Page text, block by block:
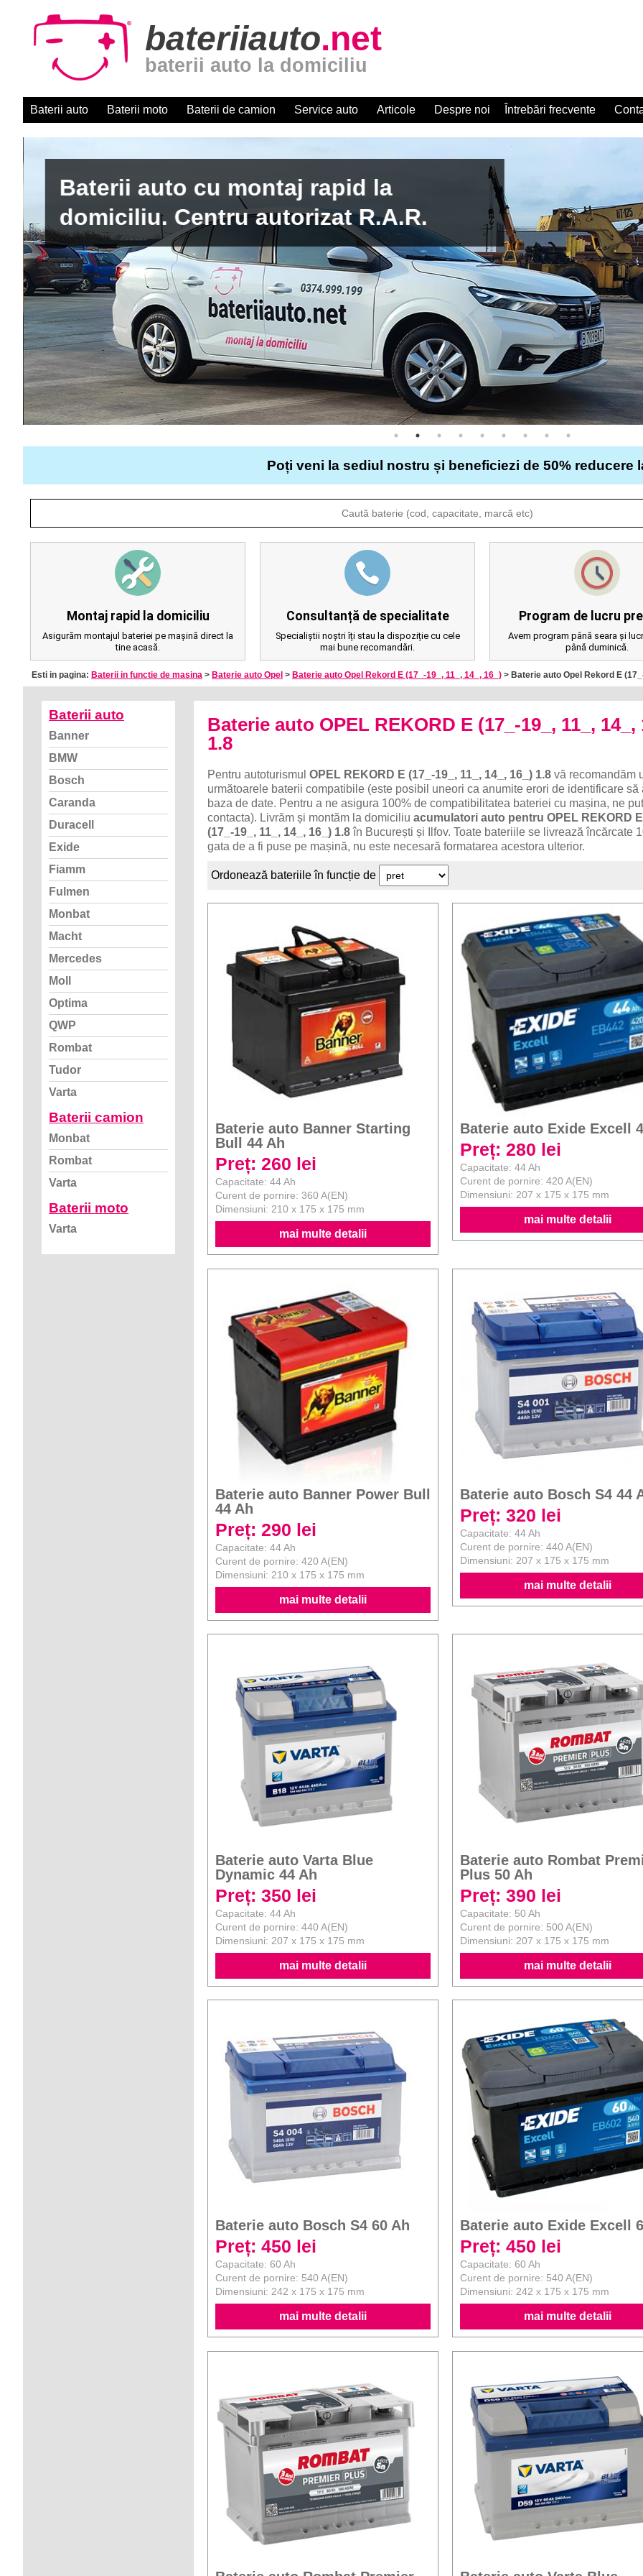
bateriiauto.net
baterii auto la domiciliu
Baterii auto Baterii moto Baterii de camion Service auto Articole Despre noi Întrebări frecvente
Baterii auto cu montaj rapid la
domiciliu. Centru autorizat R.A.R.
Poți veni la sediul nostru și beneficiezi de 50% reducere
Montaj rapid la domiciliu
Asigurăm montajul bateriei pe mașină direct la
tine acasă.
Consultanță de specialitate
Specialiștii noștri îți stau la dispoziție cu cele
mai bune recomandări.
Program de lucru
Avem program până seara și
până duminică.
Esti in pagina: Baterii in functie de masina > Baterie auto Opel > Baterie auto Opel Rekord E (17_-19_, 11_, 14_, 16_) > Baterie auto Opel Rekord E
Baterie auto OPEL REKORD E (17_-19_, 11_, 14_,
1.8
Pentru autoturismulOPEL REKORD E (17_-19_, 11_, 14_, 16_) 1.8 vă recomandăm
următoarele baterii compatibile (este posibil uneori ca anumite erori de identificare să
baza de date. Pentru a ne asigura 100% de compatibilitatea bateriei cu mașina, ne
contacta). Livrăm și montăm la domiciliuacumulatori auto pentru OPEL REKORD E
(17_-19_, 11_, 14_, 16_) 1.8în București și Ilfov. Toate bateriile se livrează încărcate
gata de a fi puse pe mașină, nu este necesară formatarea acestora ulterior.
Ordonează bateriile în funcție de
Baterie auto Banner Starting
Bull 44 Ah
Preț: 260 lei
Capacitate: 44 Ah
Curent de pornire: 360 A(EN)
Dimensiuni: 210 x 175 x 175 mm
mai multe detalii
Baterie auto Exide Excell
Preț: 280 lei
Capacitate: 44 Ah
Curent de pornire: 420 A(EN)
Dimensiuni: 207 x 175 x 175 mm
mai multe detalii
Baterie auto Banner Power Bull
44 Ah
Preț: 290 lei
Capacitate: 44 Ah
Curent de pornire: 420 A(EN)
Dimensiuni: 210 x 175 x 175 mm
mai multe detalii
Baterie auto Bosch S4 44
Preț: 320 lei
Capacitate: 44 Ah
Curent de pornire: 440 A(EN)
Dimensiuni: 207 x 175 x 175 mm
mai multe detalii
Baterie auto Varta Blue
Dynamic 44 Ah
Preț: 350 lei
Capacitate: 44 Ah
Curent de pornire: 440 A(EN)
Dimensiuni: 207 x 175 x 175 mm
mai multe detalii
Baterie auto Rombat
Plus 50 Ah
Preț: 390 lei
Capacitate: 50 Ah
Curent de pornire: 500 A(EN)
Dimensiuni: 207 x 175 x 175 mm
mai multe detalii
Baterie auto Bosch S4 60 Ah
Preț: 450 lei
Capacitate: 60 Ah
Curent de pornire: 540 A(EN)
Dimensiuni: 242 x 175 x 175 mm
mai multe detalii
Baterie auto Exide Excell
Preț: 450 lei
Capacitate: 60 Ah
Curent de pornire: 540 A(EN)
Dimensiuni: 242 x 175 x 175 mm
mai multe detalii
Baterii auto
Banner
BMW
Bosch
Caranda
Duracell
Exide
Fiamm
Fulmen
Monbat
Macht
Mercedes
Moll
Optima
QWP
Rombat
Tudor
Varta
Baterii camion
Monbat
Rombat
Varta
Baterii moto
Varta